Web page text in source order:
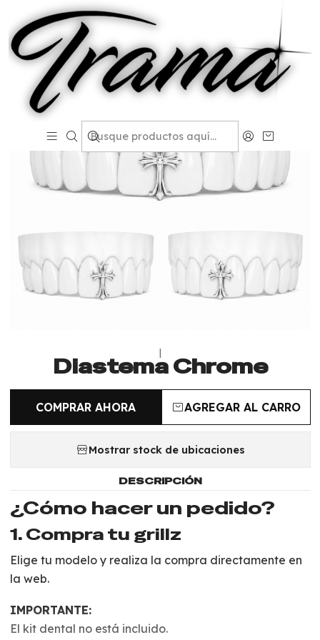
Inicio Catalogo Grillz Grillz Clásicos
|
Diastema Chrome
AGREGAR AL CARRO
COMPRAR AHORA
Mostrar stock de ubicaciones
DESCRIPCIÓN
¿Cómo hacer un pedido?
1. Compra tu grillz
Elige tu modelo y realiza la compra directamente en
la web.
IMPORTANTE:
El kit dental no está incluido.